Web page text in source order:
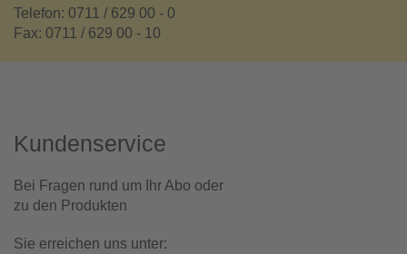
Telefon: 0711 / 629 00 - 0
Fax: 0711 / 629 00 - 10
Kundenservice
Bei Fragen rund um Ihr Abo oder
zu den Produkten
Sie erreichen uns unter: